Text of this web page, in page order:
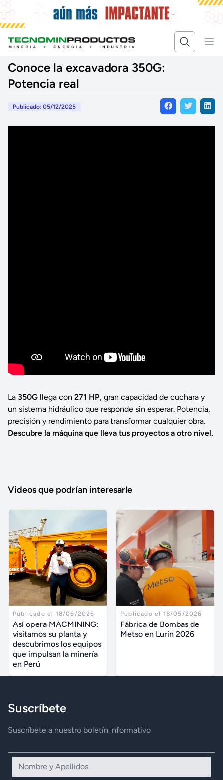
Conoce la excavadora 350G:
Potencia real
Publicado: 05/12/2025
La 350G llega con 271 HP, gran capacidad de cuchara y
un sistema hidráulico que responde sin esperar. Potencia,
precisión y rendimiento para transformar cualquier obra.
Descubre la máquina que lleva tus proyectos a otro nivel.
Videos que podrían interesarle
Publicado el 18/06/2026
Así opera MACMINING:
visitamos su planta y
descubrimos los equipos
que impulsan la minería
en Perú
Publicado el 18/05/2026
Fábrica de Bombas de
Metso en Lurín 2026
Suscríbete
Suscríbete a nuestro boletín informativo
Nombre y Apellidos